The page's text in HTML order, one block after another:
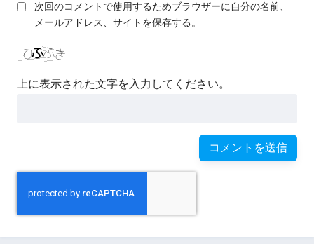
次回のコメントで使用するためブラウザーに自分の名前、
メールアドレス、サイトを保存する。
上に表示された文字を入力してください。